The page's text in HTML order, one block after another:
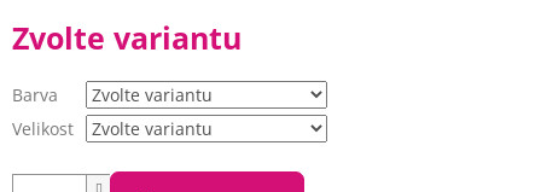
cena:
Zvolte variantu
Barva
Velikost